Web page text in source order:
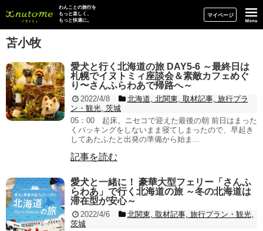
イヌトミィ
わんことの旅行を
もっと楽しく、
もっと快適に。
マイページ
苫小牧
愛犬と行く北海道の旅 DAY5-6 ～最終日は
札幌でイヌトミィ座談会＆素敵カフェめぐ
り〜さんふらわあで帰路へ～
2022/4/8
北海道, 北関東, 取材記事, 旅行プラ
ン・観光, 茨城
05：00 起床。ニセコで迎えた最後の朝 前日はまった
くパッキングをしないまま寝てしまったので、早起き
してあたふたと出発の準備から始ま...
記事を読む
愛犬と一緒に！ 豪華大型フェリー「さんふ
らわあ」で行く北海道の旅 ～冬の北海道は
滞在型が安心～
2022/4/6
北関東, 取材記事, 旅行プラン・観光,
茨城